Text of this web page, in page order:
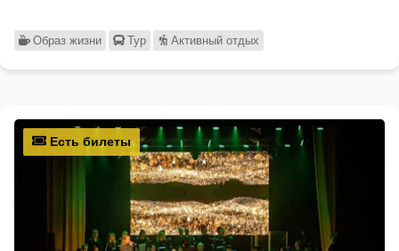
Образ жизни Тур Активный отдых
Есть билеты